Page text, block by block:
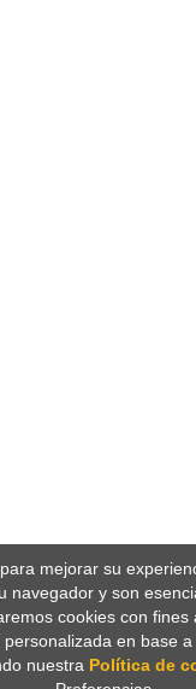
mejorar su
navegador y son
cookies con
en base
nuestra Política de